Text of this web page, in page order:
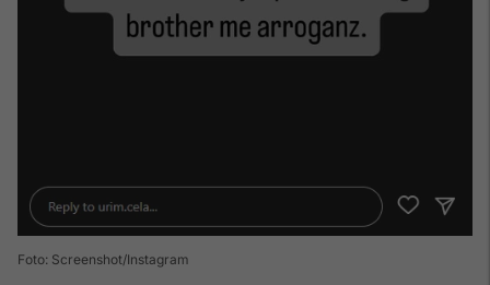
Foto: Screenshot/Instagram